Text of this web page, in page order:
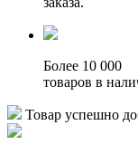
Более 10 000
товаров в
Товар успешно